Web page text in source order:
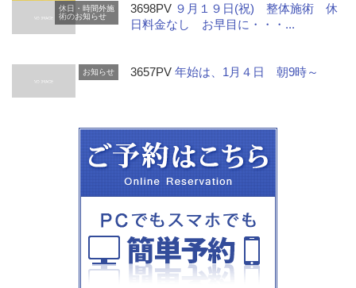
休日・時間外施
術のお知らせ
3698PV ９月１９日(祝) 整体施術 休
日料金なし お早目に・・・...
お知らせ 3657PV年始は、1月４日 朝9時～